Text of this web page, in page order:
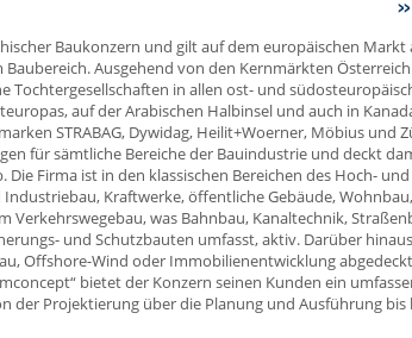
Baukonzern und gilt auf dem europäischen Markt
Ausgehend von den Kernmärkten
Tochtergesellschaften in allen ost- und
auf der Arabischen Halbinsel und auch in
STRABAG, Dywidag, Heilit+Woerner, Möbius und
für sämtliche Bereiche der Bauindustrie und deckt
Firma ist in den klassischen Bereichen des Hoch-
Industriebau, Kraftwerke, öffentliche Gebäude,
Verkehrswegebau, was Bahnbau, Kanaltechnik,
und Schutzbauten umfasst, aktiv. Darüber
Offshore-Wind oder Immobilienentwicklung
bietet der Konzern seinen Kunden ein
der Projektierung über die Planung und Ausführung bis